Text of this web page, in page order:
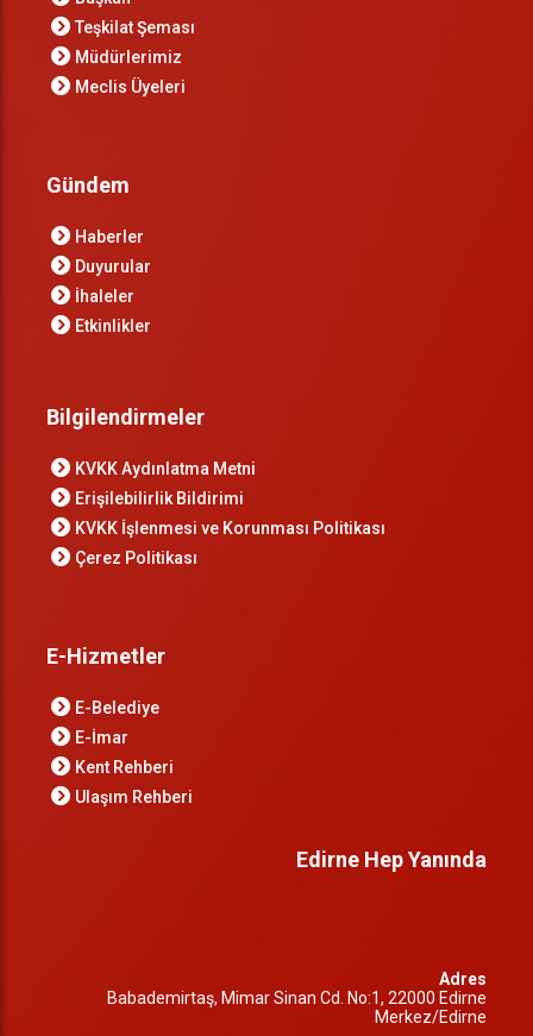
Teşkilat Şeması
Müdürlerimiz
Meclis Üyeleri
Gündem
Haberler
Duyurular
İhaleler
Etkinlikler
Bilgilendirmeler
KVKK Aydınlatma Metni
Erişilebilirlik Bildirimi
KVKK İşlenmesi ve Korunması Politikası
Çerez Politikası
E-Hizmetler
E-Belediye
E-İmar
Kent Rehberi
Ulaşım Rehberi
Edirne Hep Yanında
Adres
Babademirtaş, Mimar Sinan Cd. No:1, 22000 Edirne
Merkez/Edirne